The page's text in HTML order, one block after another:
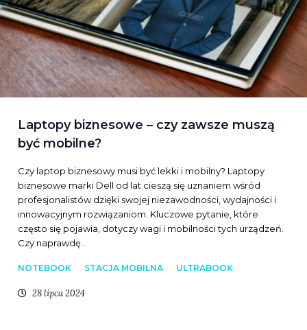
Laptopy biznesowe – czy zawsze muszą
być mobilne?
Czy laptop biznesowy musi być lekki i mobilny? Laptopy
biznesowe marki Dell od lat cieszą się uznaniem wśród
profesjonalistów dzięki swojej niezawodności, wydajności i
innowacyjnym rozwiązaniom. Kluczowe pytanie, które
często się pojawia, dotyczy wagi i mobilności tych urządzeń.
Czy naprawdę…
NOTEBOOK STACJA MOBILNA ULTRABOOK
28 lipca 2024